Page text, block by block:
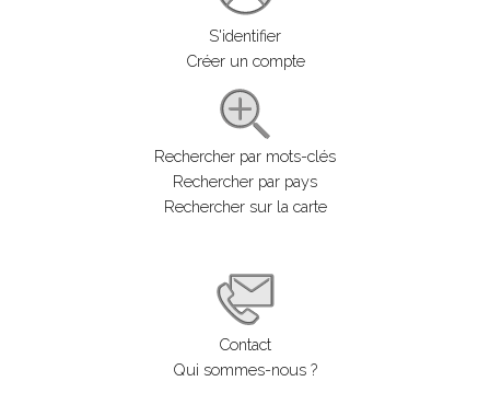
S'identifier
Créer un compte
Rechercher par mots-clés
Rechercher par pays
Rechercher sur la carte
Contact
Qui sommes-nous ?